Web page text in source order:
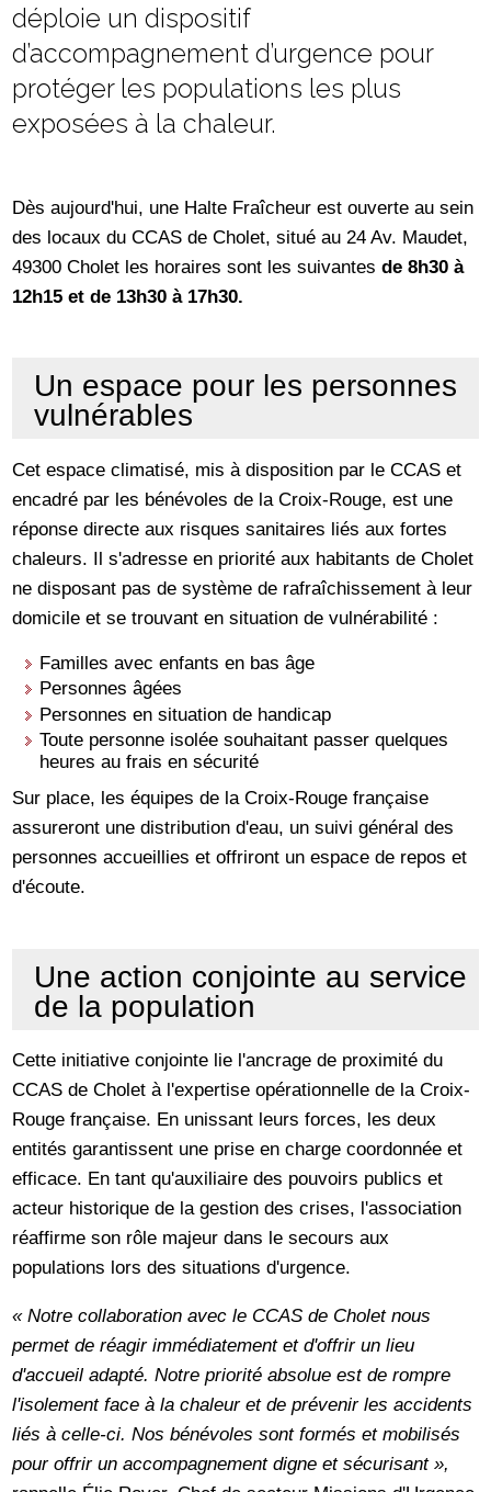
déploie un dispositif
d’accompagnement d’urgence pour
protéger les populations les plus
exposées à la chaleur.
Dès aujourd'hui, une Halte Fraîcheur est ouverte au sein
des locaux du CCAS de Cholet, situé au 24 Av. Maudet,
49300 Cholet les horaires sont les suivantesde 8h30 à
12h15 et de 13h30 à 17h30.
Un espace pour les personnes
vulnérables
Cet espace climatisé, mis à disposition par le CCAS et
encadré par les bénévoles de la Croix-Rouge, est une
réponse directe aux risques sanitaires liés aux fortes
chaleurs. Il s'adresse en priorité aux habitants de Cholet
ne disposant pas de système de rafraîchissement à leur
domicile et se trouvant en situation de vulnérabilité :
Familles avec enfants en bas âge
Personnes âgées
Personnes en situation de handicap
Toute personne isolée souhaitant passer quelques
heures au frais en sécurité
Sur place, les équipes de la Croix-Rouge française
assureront une distribution d'eau, un suivi général des
personnes accueillies et offriront un espace de repos et
d'écoute.
Une action conjointe au service
de la population
Cette initiative conjointe lie l'ancrage de proximité du
CCAS de Cholet à l'expertise opérationnelle de la Croix-
Rouge française. En unissant leurs forces, les deux
entités garantissent une prise en charge coordonnée et
efficace. En tant qu'auxiliaire des pouvoirs publics et
acteur historique de la gestion des crises, l'association
réaffirme son rôle majeur dans le secours aux
populations lors des situations d'urgence.
« Notre collaboration avec le CCAS de Cholet nous
permet de réagir immédiatement et d'offrir un lieu
d'accueil adapté. Notre priorité absolue est de rompre
l'isolement face à la chaleur et de prévenir les accidents
liés à celle-ci. Nos bénévoles sont formés et mobilisés
pour offrir un accompagnement digne et sécurisant »,